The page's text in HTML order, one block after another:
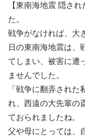
【東南海地震 隠さ
た。
戦争がなければ、大
日の東南海地震は、
てしまい、被害に遭
ませんでした。
「戦争に翻弄され
れ、西遠の大先輩の
ておられましたね。
父や母にとっては、